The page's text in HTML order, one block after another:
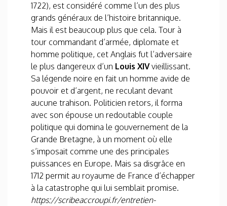
1722), est considéré comme l’un des plus
grands généraux de l’histoire britannique.
Mais il est beaucoup plus que cela. Tour à
tour commandant d’armée, diplomate et
homme politique, cet Anglais fut l’adversaire
le plus dangereux d’un Louis XIVvieillissant.
Sa légende noire en fait un homme avide de
pouvoir et d’argent, ne reculant devant
aucune trahison. Politicien retors, il forma
avec son épouse un redoutable couple
politique qui domina le gouvernement de la
Grande Bretagne, à un moment où elle
s’imposait comme une des principales
puissances en Europe. Mais sa disgrâce en
1712 permit au royaume de France d’échapper
à la catastrophe qui lui semblait promise.
https://scribeaccroupi.fr/entretien-